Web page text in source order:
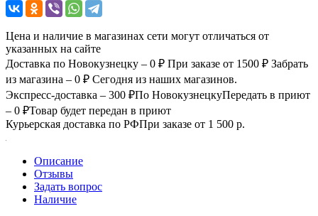
Цена и наличие в магазинах сети могут отличаться от
указанных на сайте
Доставка по Новокузнецку – 0 ₽ При заказе от 1500 ₽ Забрать
из магазина – 0 ₽ Сегодня из наших магазинов.
Экспресс-доставка – 300 ₽По НовокузнецкуПередать в приют
– 0 ₽Товар будет передан в приют
Курьерская доставка по РФПри заказе от 1 500 р.
Описание
Отзывы
Задать вопрос
Наличие